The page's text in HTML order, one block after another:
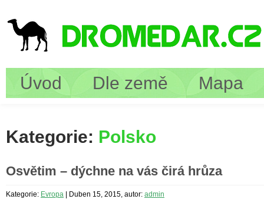
Úvod Dle země Mapa
Kategorie: Polsko
Osvětim – dýchne na vás čirá hrůza
Kategorie: Evropa Duben 15, 2015, autor: admin